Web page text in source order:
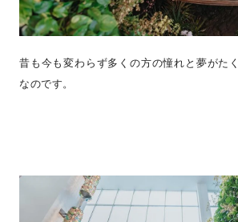
昔も今も変わらず多くの方の憧れと夢がた
なのです。